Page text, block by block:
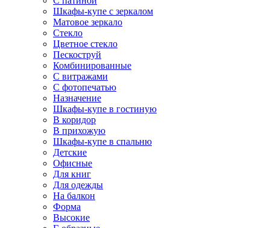
Шкафы-купе с зеркалом
Матовое зеркало
Стекло
Цветное стекло
Пескоструй
Комбинированные
С витражами
С фотопечатью
Назначение
Шкафы-купе в гостиную
В коридор
В прихожую
Шкафы-купе в спальню
Детские
Офисные
Для книг
Для одежды
На балкон
Форма
Высокие